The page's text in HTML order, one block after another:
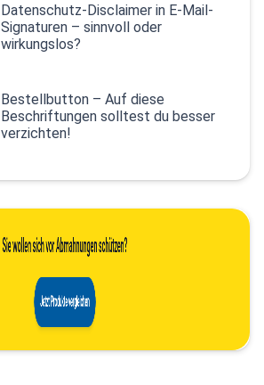
Datenschutz-Disclaimer in E-Mail-
Signaturen – sinnvoll oder
wirkungslos?
Bestellbutton – Auf diese
Beschriftungen solltest du besser
verzichten!